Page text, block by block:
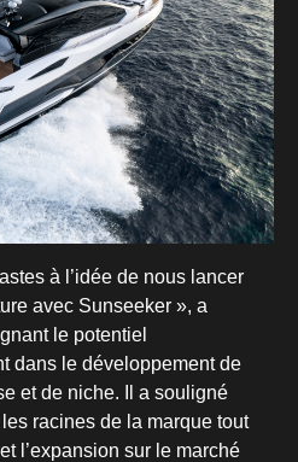
à l’idée de nous lancer
avec Sunseeker », a
le potentiel
dans le développement de
et de niche. Il a souligné
racines de la marque tout
l’expansion sur le marché